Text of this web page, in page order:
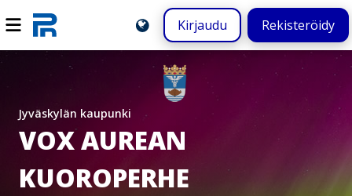
Kirjaudu Rekisteröidy
Jyväskylän kaupunki
VOX AUREAN
KUOROPERHE